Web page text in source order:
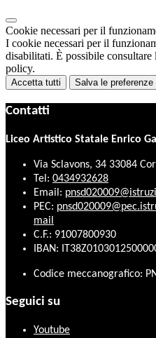
Cookie necessari per il
I cookie necessari per il
disabilitati. È possibile
policy.
Accetta tutti Salva le preferenze
Contatti
Liceo Artistico Statale Enrico
Via Sclavons, 34 33084
Tel: 0434932628
Email:
PEC:
mail
C.F.: 91007800930
IBAN:
Codice meccanografico:
Seguici su
Youtube